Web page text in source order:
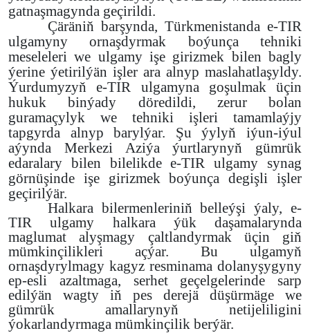
gatnaşmagynda geçirildi.
Çäräniň barşynda, Türkmenistanda e-TIR
ulgamyny ornaşdyrmak boýunça tehniki
meseleleri we ulgamy işe girizmek bilen bagly
ýerine ýetirilýän işler ara alnyp maslahatlaşyldy.
Ýurdumyzyň e-TIR ulgamyna goşulmak üçin
hukuk binýady döredildi, zerur bolan
guramaçylyk we tehniki işleri tamamlaýjy
tapgyrda alnyp barylýar. Şu ýylyň iýun-iýul
aýynda Merkezi Aziýa ýurtlarynyň gümrük
edaralary bilen bilelikde e-TIR ulgamy synag
görnüşinde işe girizmek boýunça degişli işler
geçirilýär.
Halkara bilermenleriniň belleýşi ýaly, e-
TIR ulgamy halkara ýük daşamalarynda
maglumat alyşmagy çaltlandyrmak üçin giň
mümkinçilikleri açýar. Bu ulgamyň
ornaşdyrylmagy kagyz resminama dolanyşygyny
ep-esli azaltmaga, serhet geçelgelerinde sarp
edilýän wagty iň pes derejä düşürmäge we
gümrük amallarynyň netijeliligini
ýokarlandyrmaga mümkinçilik berýär.